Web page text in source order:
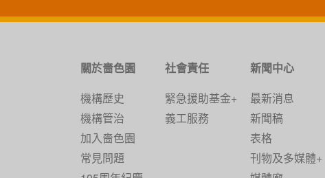
關於嗇色園
機構歷史
機構管治
加入嗇色園
常見問題
社會責任
緊急援助基金+
義工服務
新聞中心
最新消息
新聞稿
表格
刊物及多媒體+